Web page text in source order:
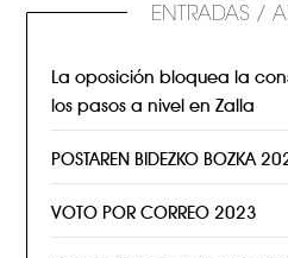
ENTRADAS /
La oposición bloquea la
los pasos a nivel en Zalla
POSTAREN BIDEZKO BOZKA
VOTO POR CORREO 2023